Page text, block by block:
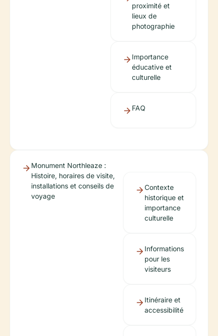
proximité et
lieux de
photographie
Importance
éducative et
culturelle
FAQ
Monument Northleaze :
Histoire, horaires de visite,
installations et conseils de
voyage
Contexte
historique et
importance
culturelle
Informations
pour les
visiteurs
Itinéraire et
accessibilité